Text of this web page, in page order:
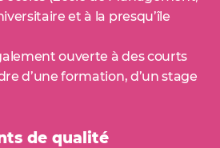
et à la presqu’île
ouverte à des courts
d’une formation, d’un stage
de qualité